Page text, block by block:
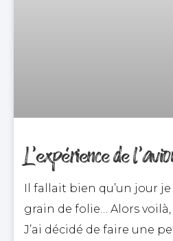
L’expérience de
Il fallait bien qu’un jour
grain de folie… Alors
J’ai décidé de faire une